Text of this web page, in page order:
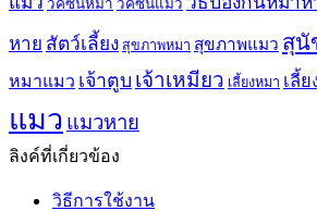
หาย สัตว์เลี้ยง สุขภาพหมา สุขภาพแมว สุนั
หมาแมว เจ้าตูบ เจ้าเหมียว เลี้ยงหมา เลี้
แมว แมวหาย
ลิงค์ที่เกี่ยวข้อง
วิธีการใช้งาน